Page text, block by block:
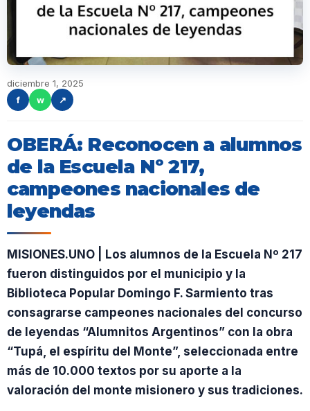
diciembre 1, 2025
f
w ↗
OBERÁ: Reconocen a alumnos
de la Escuela Nº 217,
campeones nacionales de
leyendas
MISIONES.UNO | Los alumnos de la Escuela Nº 217
fueron distinguidos por el municipio y la
Biblioteca Popular Domingo F. Sarmiento tras
consagrarse campeones nacionales del concurso
de leyendas “Alumnitos Argentinos” con la obra
“Tupá, el espíritu del Monte”, seleccionada entre
más de 10.000 textos por su aporte a la
valoración del monte misionero y sus tradiciones.